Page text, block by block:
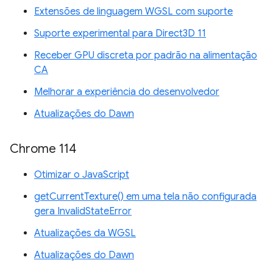
Extensões de linguagem WGSL com suporte
Suporte experimental para Direct3D 11
Receber GPU discreta por padrão na alimentação
CA
Melhorar a experiência do desenvolvedor
Atualizações do Dawn
Chrome 114
Otimizar o JavaScript
getCurrentTexture() em uma tela não configurada
gera InvalidStateError
Atualizações da WGSL
Atualizações do Dawn